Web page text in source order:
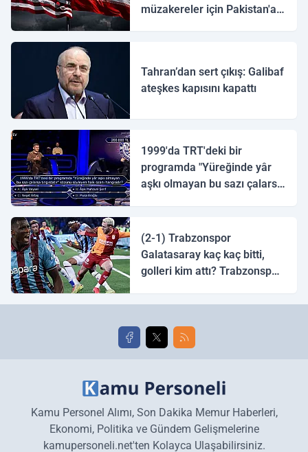
müzakereler için Pakistan'a
Tahran’dan sert çıkış: Galibaf
ateşkes kapısını kapattı
1999'da TRT'deki bir
programda "Yüreğinde yâr
aşkı olmayan bu sazı çalarsa
(2-1) Trabzonspor
Galatasaray kaç kaç bitti,
golleri kim attı? Trabzonspor
golleri!
Kamu Personel Alımı, Son Dakika Memur Haberleri,
Ekonomi, Politika ve Gündem Gelişmelerine
kamupersoneli.net'ten Kolayca Ulaşabilirsiniz.